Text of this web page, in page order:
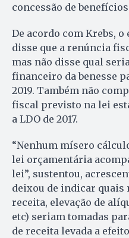
concessão de
De acordo com Krebs,
disse que a renúncia
mas não disse qual
financeiro da benesse
2019. Também não
fiscal previsto na lei
a LDO de 2017.
“Nenhum mísero
lei orçamentária
lei”, sustentou,
deixou de indicar quais
receita, elevação de
etc) seriam tomadas
de receita levada a